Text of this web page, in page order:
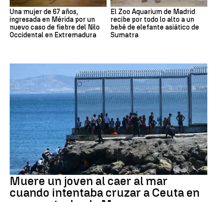
Una mujer de 67 años,
ingresada en Mérida por un
nuevo caso de fiebre del Nilo
Occidental en Extremadura
El Zoo Aquarium de Madrid
recibe por todo lo alto a un
bebé de elefante asiático de
Sumatra
Ceuta
Muere un joven al caer al mar
cuando intentaba cruzar a Ceuta en